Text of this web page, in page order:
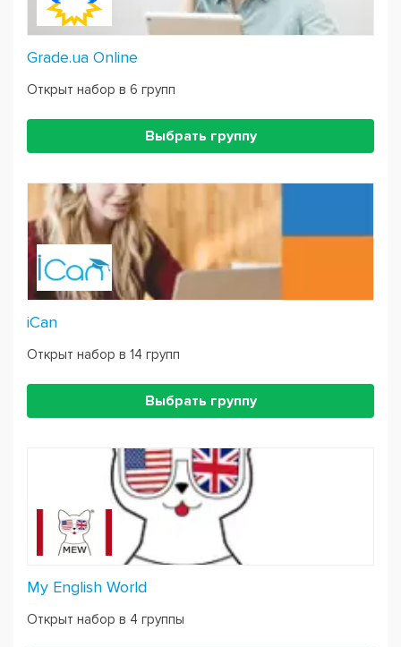
Grade.ua Online
Открыт набор в 6 групп
Выбрать группу
iCan
Открыт набор в 14 групп
Выбрать группу
My English World
Открыт набор в 4 группы